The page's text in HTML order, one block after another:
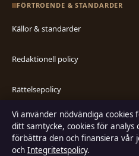
FÖRTROENDE & STANDARDER
Källor & standarder
Redaktionell policy
Rättelsepolicy
Faktagranskningspolicy
Ägande & finansiering
Vi använder nödvändiga
ditt samtycke, cookies för
förbättra den och finansiera vår
och Integritetspolicy.